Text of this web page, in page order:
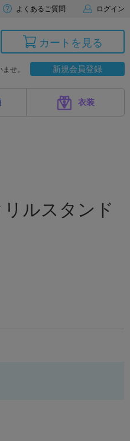
よくあるご質問 ログイン
カートを見る
せ。 新規会員登録
衣装
ルスタンド